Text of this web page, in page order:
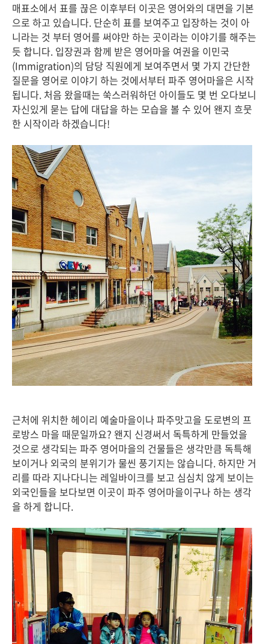
매표소에서 표를 끊은 이후부터 이곳은 영어와의 대면을 기본
으로 하고 있습니다. 단순히 표를 보여주고 입장하는 것이 아
니라는 것 부터 영어를 써야만 하는 곳이라는 이야기를 해주는
듯 합니다. 입장권과 함께 받은 영어마을 여권을 이민국
(Immigration)의 담당 직원에게 보여주면서 몇 가지 간단한
질문을 영어로 이야기 하는 것에서부터 파주 영어마을은 시작
됩니다. 처음 왔을때는 쑥스러워하던 아이들도 몇 번 오다보니
자신있게 묻는 답에 대답을 하는 모습을 볼 수 있어 왠지 흐뭇
한 시작이라 하겠습니다!
근처에 위치한 헤이리 예술마을이나 파주맛고을 도로변의 프
로방스 마을 때문일까요? 왠지 신경써서 독특하게 만들었을
것으로 생각되는 파주 영어마을의 건물들은 생각만큼 독특해
보이거나 외국의 분위기가 물씬 풍기지는 않습니다. 하지만 거
리를 따라 지나다니는 레일바이크를 보고 심심치 않게 보이는
외국인들을 보다보면 이곳이 파주 영어마을이구나 하는 생각
을 하게 합니다.